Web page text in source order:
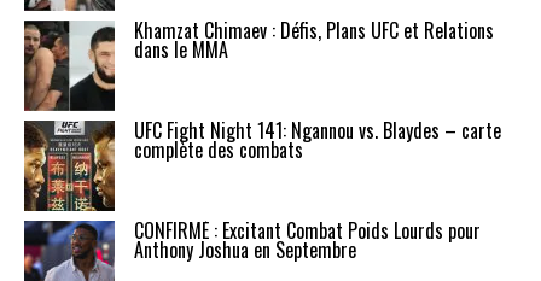
Khamzat Chimaev : Défis, Plans UFC et Relations
dans le MMA
UFC Fight Night 141: Ngannou vs. Blaydes – carte
complète des combats
CONFIRMÉ : Excitant Combat Poids Lourds pour
Anthony Joshua en Septembre